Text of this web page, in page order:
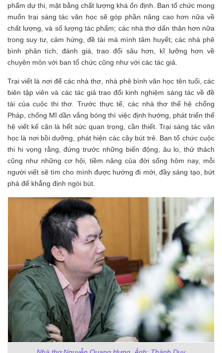
phẩm dự thi, mặt bằng chất lượng khá ổn định. Ban tổ chức mong
muốn trại sáng tác văn học sẽ góp phần nâng cao hơn nữa về
chất lượng, và số lượng tác phẩm; các nhà thơ dấn thân hơn nữa
trong suy tư, cảm hứng, đề tài mà mình tâm huyết; các nhà phê
bình phân tích, đánh giá, trao đổi sâu hơn, kĩ lưỡng hơn về
chuyên môn với ban tổ chức cũng như với các tác giả.
Trại viết là nơi để các nhà thơ, nhà phê bình văn học tên tuổi, các
biên tập viên và các tác giả trao đổi kinh nghiệm sáng tác về đề
tài của cuộc thi thơ. Trước thực tế, các nhà thơ thế hệ chống
Pháp, chống Mĩ dần vắng bóng thì việc định hướng, phát triển thế
hệ viết kế cận là hết sức quan trọng, cần thiết. Trại sáng tác văn
học là nơi bồi dưỡng, phát hiện các cây bút trẻ. Ban tổ chức cuộc
thi hi vọng rằng, đứng trước những biến động, âu lo, thử thách
cũng như những cơ hội, tiềm năng của đời sống hôm nay, mỗi
người viết sẽ tìm cho mình được hướng đi mới, đầy sáng tạo, bứt
phá để khẳng định ngòi bút.